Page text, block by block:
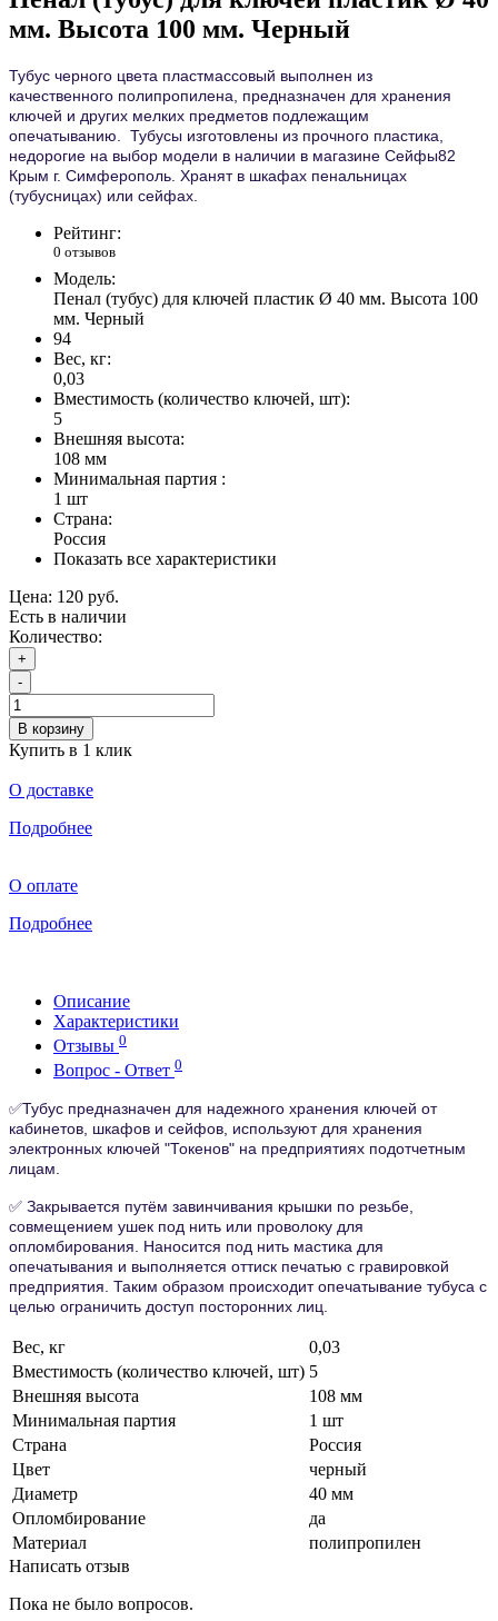
мм. Высота 100 мм. Черный
Тубус черного цвета пластмассовый выполнен из
качественного полипропилена, предназначен для хранения
ключей и других мелких предметов подлежащим
опечатыванию. Тубусы изготовлены из прочного пластика,
недорогие на выбор модели в наличии в магазине Сейфы82
Крым г. Симферополь. Хранят в шкафах пенальницах
(тубусницах) или сейфах.
Рейтинг:
0 отзывов
Модель:
Пенал (тубус) для ключей пластик Ø 40 мм. Высота 100
мм. Черный
94
Вес, кг:
0,03
Вместимость (количество ключей, шт):
5
Внешняя высота:
108 мм
Минимальная партия :
1 шт
Страна:
Россия
Показать все характеристики
Цена: 120 руб.
Есть в наличии
Количество:
+
-
В корзину
Купить в 1 клик
О доставке
Подробнее
О оплате
Подробнее
Описание
Характеристики
Отзывы 0
Вопрос - Ответ 0
✅Тубус предназначен для надежного хранения ключей от
кабинетов, шкафов и сейфов, используют для хранения
электронных ключей "Токенов" на предприятиях подотчетным
лицам.
✅ Закрывается путём завинчивания крышки по резьбе,
совмещением ушек под нить или проволоку для
опломбирования. Наносится под нить мастика для
опечатывания и выполняется оттиск печатью с гравировкой
предприятия. Таким образом происходит опечатывание тубуса с
целью ограничить доступ посторонних лиц.
Вес, кг
0,03
Вместимость (количество ключей, шт) 5
Внешняя высота
108 мм
Минимальная партия
1 шт
Страна
Россия
Цвет
черный
Диаметр
40 мм
Опломбирование
да
Материал
полипропилен
Написать отзыв
Пока не было вопросов.